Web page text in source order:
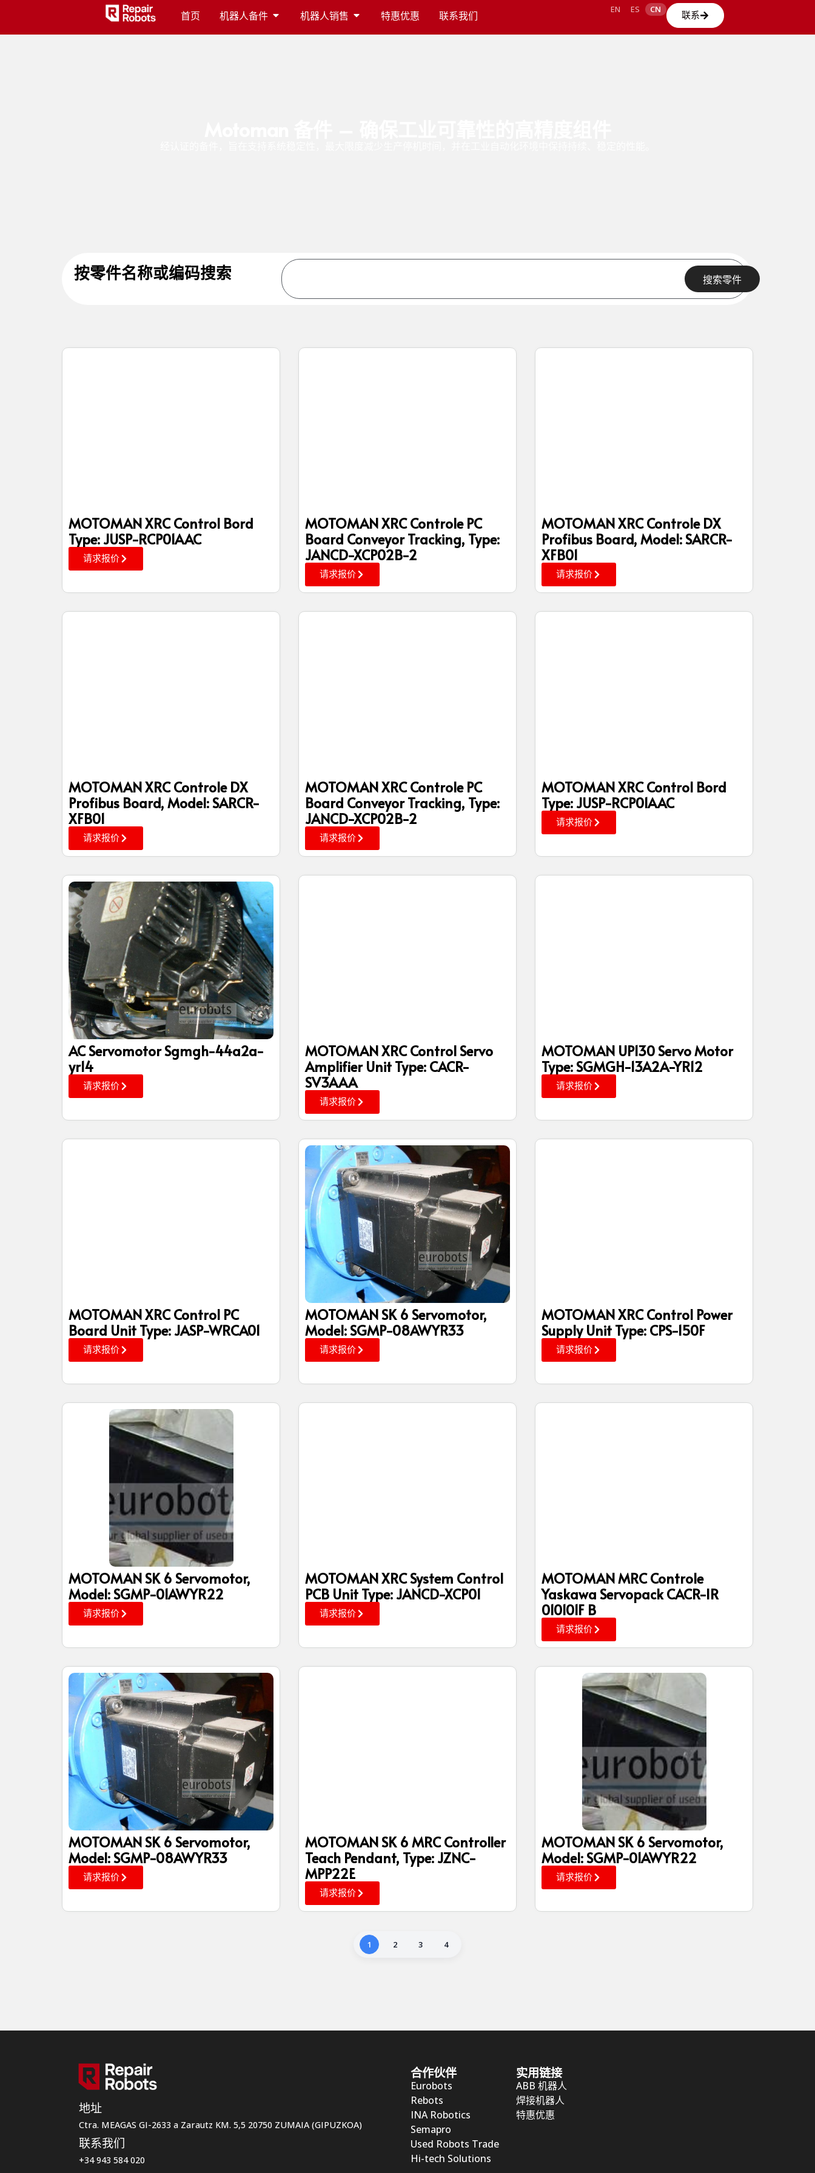
首页 机器人备件 机器人销售 特惠优惠 联系我们 EN ES CN
联系
按零件名称或编码搜索 搜索零件
MOTOMAN XRC Control Bord
Type: JUSP-RCP01AAC
请求报价
MOTOMAN XRC Controle PC
Board Conveyor Tracking, Type:
JANCD-XCP02B-2
请求报价
MOTOMAN XRC Controle DX
Profibus Board, Model: SARCR-
XFB01
请求报价
MOTOMAN XRC Controle DX
Profibus Board, Model: SARCR-
XFB01
请求报价
MOTOMAN XRC Controle PC
Board Conveyor Tracking, Type:
JANCD-XCP02B-2
请求报价
MOTOMAN XRC Control Bord
Type: JUSP-RCP01AAC
请求报价
AC Servomotor Sgmgh-44a2a-
yr14
请求报价
MOTOMAN XRC Control Servo
Amplifier Unit Type: CACR-
SV3AAA
请求报价
MOTOMAN UP130 Servo Motor
Type: SGMGH-13A2A-YR12
请求报价
MOTOMAN XRC Control PC
Board Unit Type: JASP-WRCA01
请求报价
MOTOMAN SK 6 Servomotor,
Model: SGMP-08AWYR33
请求报价
MOTOMAN XRC Control Power
Supply Unit Type: CPS-150F
请求报价
MOTOMAN SK 6 Servomotor,
Model: SGMP-01AWYR22
请求报价
MOTOMAN XRC System Control
PCB Unit Type: JANCD-XCP01
请求报价
MOTOMAN MRC Controle
Yaskawa Servopack CACR-IR
010101F B
请求报价
MOTOMAN SK 6 Servomotor,
Model: SGMP-08AWYR33
请求报价
MOTOMAN SK 6 MRC Controller
Teach Pendant, Type: JZNC-
MPP22E
请求报价
MOTOMAN SK 6 Servomotor,
Model: SGMP-01AWYR22
请求报价
1 2 3 4
地址
Ctra. MEAGAS GI-2633 a Zarautz KM. 5,5 20750 ZUMAIA (GIPUZKOA)
联系我们
+34 943 584 020
合作伙伴
Eurobots
Rebots
INA Robotics
Semapro
Used Robots Trade
Hi-tech Solutions
实用链接
ABB 机器人
焊接机器人
特惠优惠